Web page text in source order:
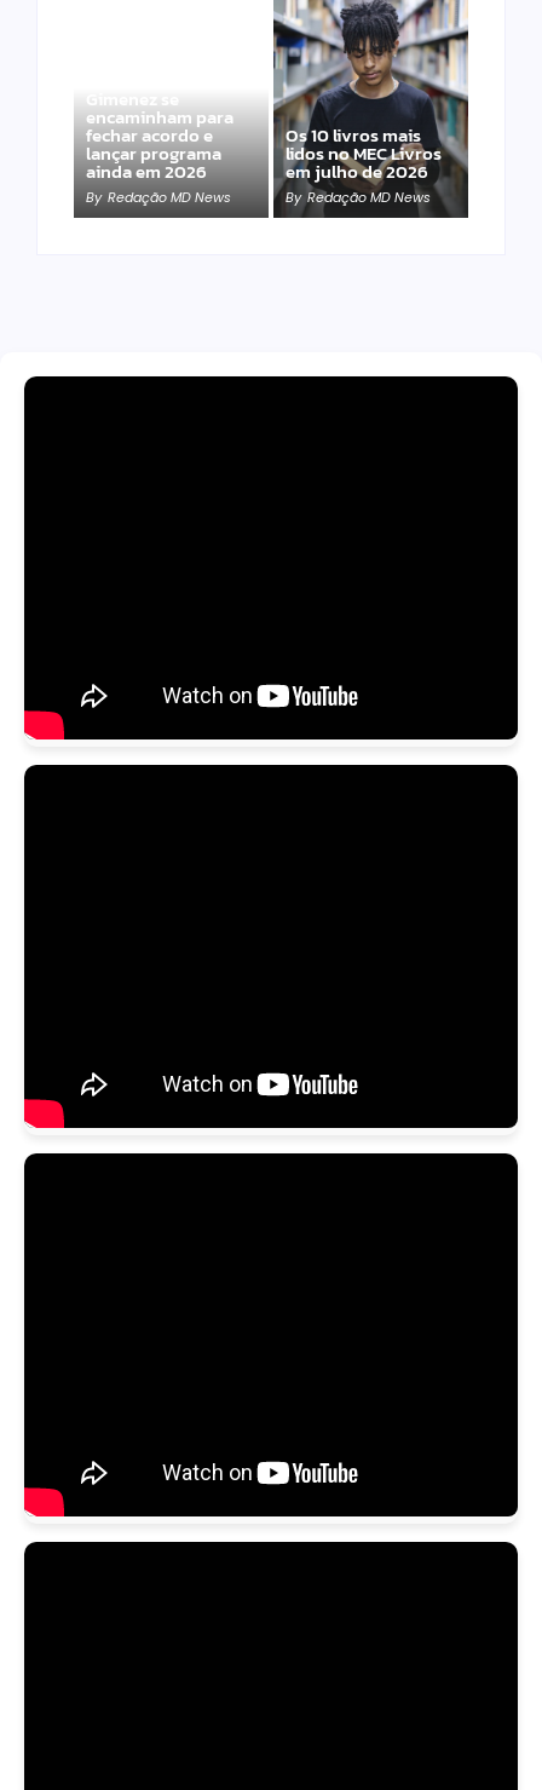
Gimenez se
encaminham para
fechar acordo e
lançar programa
ainda em 2026
By Redação MD News
Os 10 livros mais
lidos no MEC Livros
em julho de 2026
By Redação MD News